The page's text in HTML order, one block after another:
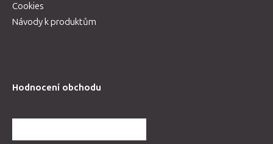
Cookies
Návody k produktům
Hodnocení obchodu